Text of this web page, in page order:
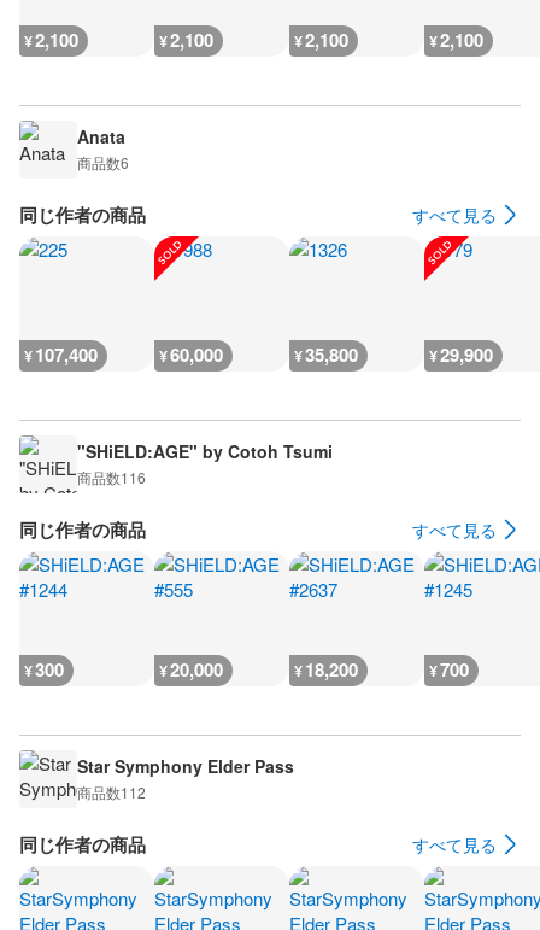
¥2,100 ¥2,100 ¥2,100 ¥2,100
Anata
商品数6
同じ作者の商品 すべて見る
¥107,400 ¥60,000 ¥35,800 ¥29,900
"SHiELD:AGE" by Cotoh Tsumi
商品数116
同じ作者の商品 すべて見る
¥300 ¥20,000 ¥18,200 ¥700
Star Symphony Elder Pass
商品数112
同じ作者の商品 すべて見る